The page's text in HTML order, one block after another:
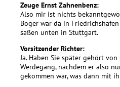
Zeuge Ernst Zahnenbenz:
Also mir ist nichts
Boger war da in
saßen unten in Stuttgart.
Vorsitzender Richter:
Ja. Haben Sie später gehört
Werdegang, nachdem er also
gekommen war, was dann mit